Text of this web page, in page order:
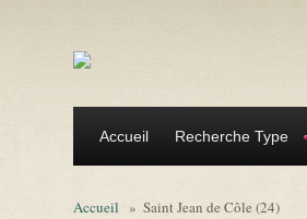
Accueil Recherche Type
Accueil » Saint Jean de Côle (24)